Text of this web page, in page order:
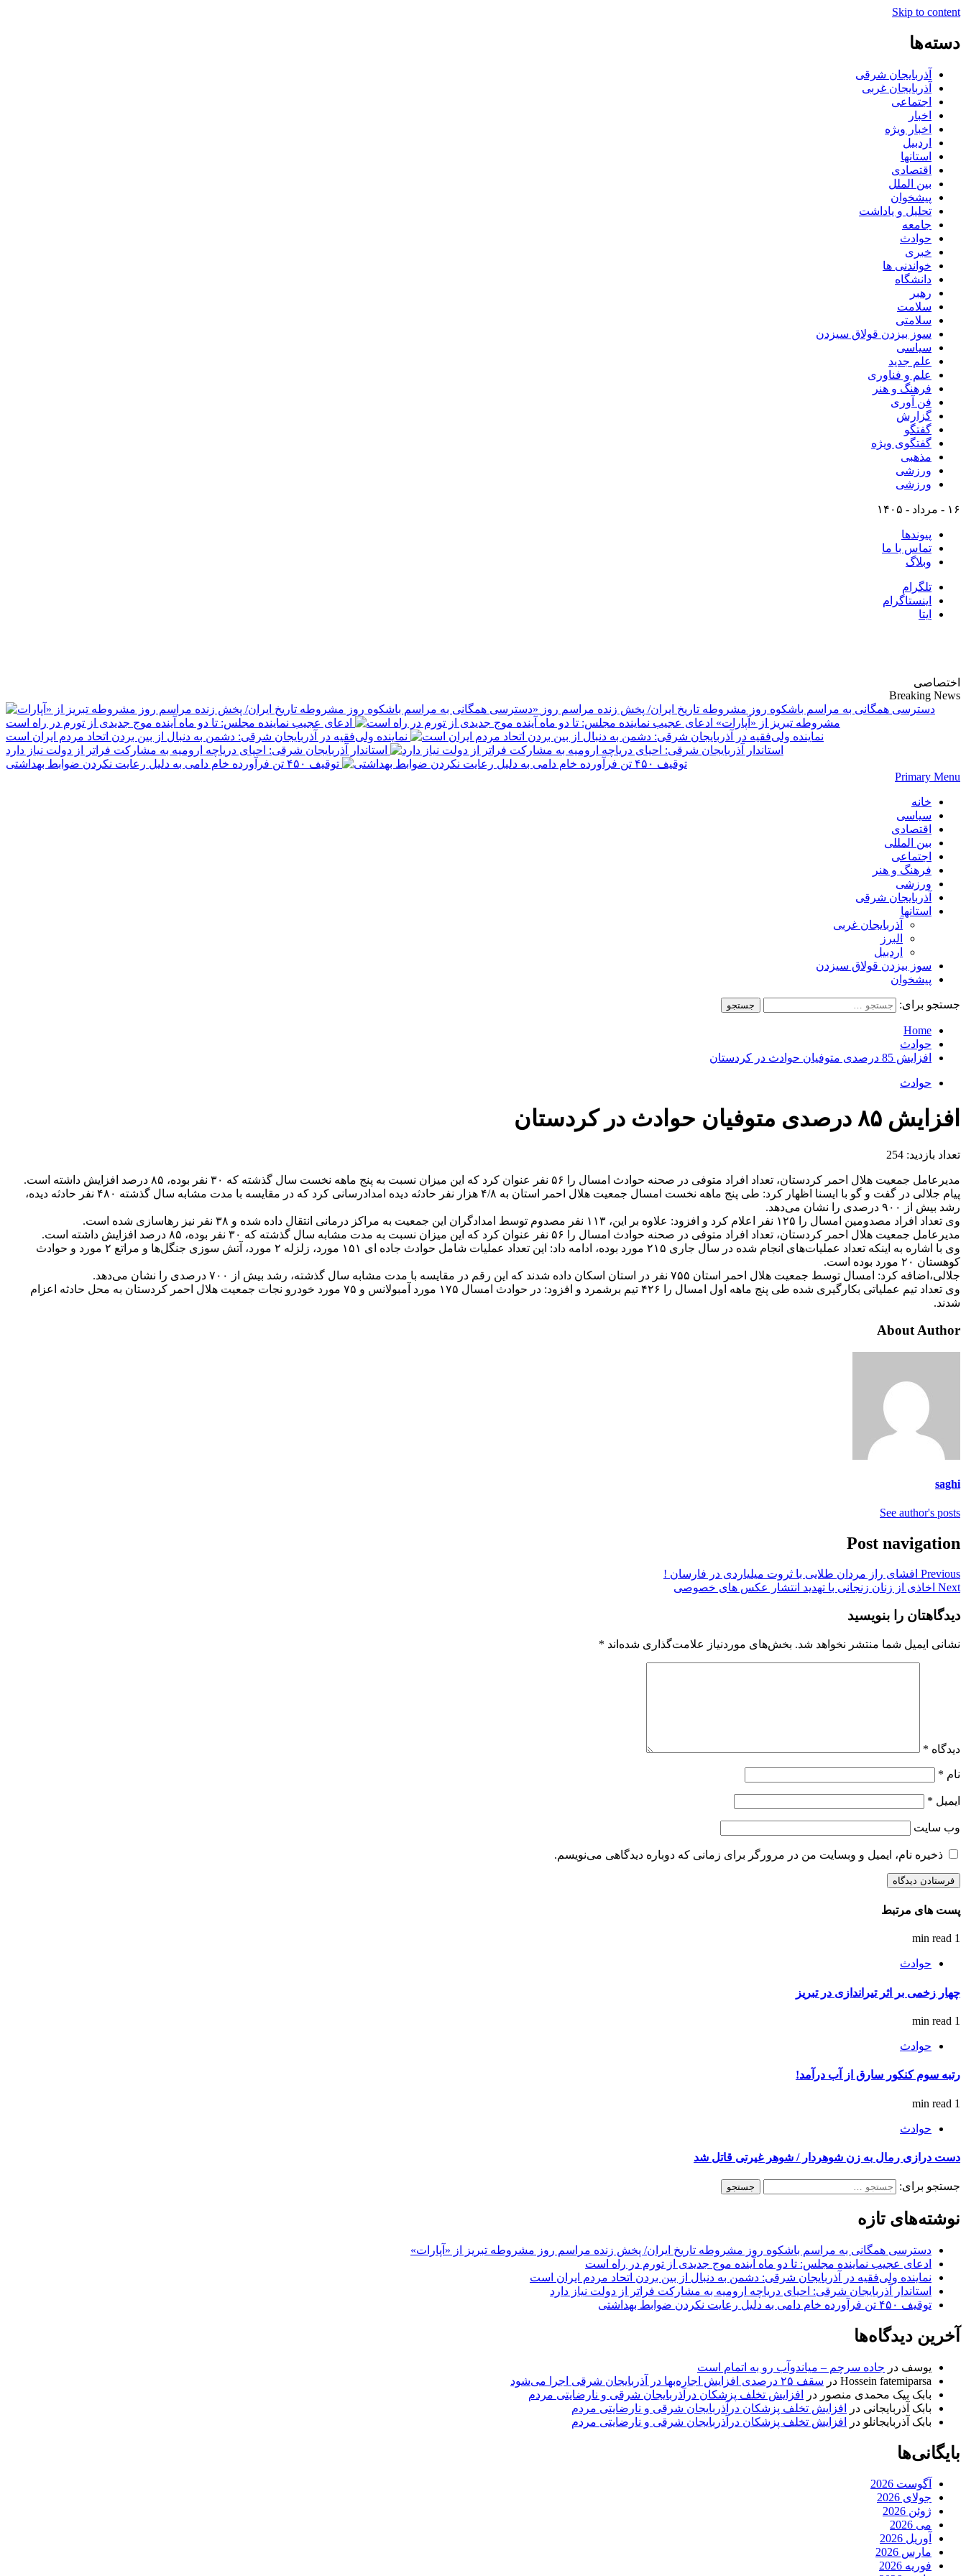
Skip to content
دسته‌ها
آذربایجان شرقی
آذربایجان غربی
اجتماعی
اخبار
اخبار ویژه
اردبیل
استانها
اقتصادی
بین الملل
پیشخوان
تحلیل و یاداشت
جامعه
حوادث
خبری
خواندنی ها
دانشگاه
رهبر
سلامت
سلامتی
سوز بیزدن قولاق سیزدن
سیاسی
علم جدید
علم و فناوری
فرهنگ و هنر
فن آوری
گزارش
گفتگو
گفتگوی ویژه
مذهبی
ورزشی
ورزشی
۱۶ - مرداد - ۱۴۰۵
پیوندها
تماس با ما
وبلاگ
تلگرام
اینستاگرام
ایتا
اختصاصی
Breaking News
دسترسی همگانی به مراسم باشکوه روز مشروطه تاریخ ایران/ پخش زنده مراسم روز
مشروطه تبریز از «آپارات»
ادعای عجیب نماینده مجلس: تا دو ماه آینده موج جدیدی از تورم در راه است
نماینده ولی‌فقیه در آذربایجان شرقی: دشمن به دنبال از بین بردن اتحاد مردم ایران است
استاندار آذربایجان شرقی: احیای دریاچه ارومیه به مشارکت فراتر از دولت نیاز دارد
توقیف ۴۵۰ تن فرآورده خام دامی به دلیل رعایت نکردن ضوابط بهداشتی
Primary Menu
خانه
سیاسی
اقتصادی
بین المللی
اجتماعی
فرهنگ و هنر
ورزشی
آذربایجان شرقی
استانها
آذربایجان غربی
البرز
اردبیل
سوز بیزدن قولاق سیزدن
پیشخوان
جستجو برای:
Home
حوادث
افزایش 85 درصدی متوفیان حوادث در کردستان
حوادث
افزایش ۸۵ درصدی متوفیان حوادث در کردستان
تعداد بازدید: 254
مدیرعامل جمعیت هلال احمر کردستان، تعداد افراد متوفی در صحنه حوادث امسال را ۵۶ نفر عنوان کرد که این میزان نسبت به پنج ماهه نخست سال گذشته که ۳۰ نفر بوده، ۸۵ درصد افزایش داشته است.
پیام جلالی در گفت و گو با ایسنا اظهار کرد: طی پنج ماهه نخست امسال جمعیت هلال احمر استان به ۴/۸ هزار نفر حادثه دیده امدادرسانی کرد که در مقایسه با مدت مشابه سال گذشته ۴۸۰ نفر حادثه دیده،
رشد بیش از ۹۰۰ درصدی را نشان می‌دهد.
وی تعداد افراد مصدومین امسال را ۱۲۵ نفر اعلام کرد و افزود: علاوه بر این، ۱۱۳ نفر مصدوم توسط امدادگران این جمعیت به مراکز درمانی انتقال داده شده و ۳۸ نفر نیز رهاسازی شده است.
مدیرعامل جمعیت هلال احمر کردستان، تعداد افراد متوفی در صحنه حوادث امسال را ۵۶ نفر عنوان کرد که این میزان نسبت به مدت مشابه سال گذشته که ۳۰ نفر بوده، ۸۵ درصد افزایش داشته است.
وی با اشاره به اینکه تعداد عملیات‌های انجام شده در سال جاری ۲۱۵ مورد بوده، ادامه داد: این تعداد عملیات شامل حوادث جاده ای ۱۵۱ مورد، زلزله ۲ مورد، آتش سوزی جنگل‌ها و مراتع ۲ مورد و حوادث
کوهستان ۲۰ مورد بوده است.
جلالی،اضافه کرد: امسال توسط جمعیت هلال احمر استان ۷۵۵ نفر در استان اسکان داده شدند که این رقم در مقایسه با مدت مشابه سال گذشته، رشد بیش از ۷۰۰ درصدی را نشان می‌دهد.
وی تعداد تیم عملیاتی بکارگیری شده طی پنج ماهه اول امسال را ۴۲۶ تیم برشمرد و افزود: در حوادث امسال ۱۷۵ مورد آمبولانس و ۷۵ مورد خودرو نجات جمعیت هلال احمر کردستان به محل حادثه اعزام
شدند.
About Author
saghi
See author's posts
Post navigation
Previous افشای راز مردان طلایی با ثروت میلیاردی در فارسان !
Next اخاذی از زنان زنجانی با تهدید انتشار عکس های خصوصی
دیدگاهتان را بنویسید
نشانی ایمیل شما منتشر نخواهد شد. بخش‌های موردنیاز علامت‌گذاری شده‌اند *
دیدگاه *
نام *
ایمیل *
وب‌ سایت
ذخیره نام، ایمیل و وبسایت من در مرورگر برای زمانی که دوباره دیدگاهی می‌نویسم.
پست های مرتبط
1 min read
حوادث
چهار زخمی بر اثر تیراندازی در تبریز
1 min read
حوادث
رتبه سوم کنکور سارق از آب درآمد!
1 min read
حوادث
دست درازی رمال به زن شوهردار / شوهر غیرتی قاتل شد
جستجو برای:
نوشته‌های تازه
دسترسی همگانی به مراسم باشکوه روز مشروطه تاریخ ایران/ پخش زنده مراسم روز مشروطه تبریز از «آپارات»
ادعای عجیب نماینده مجلس: تا دو ماه آینده موج جدیدی از تورم در راه است
نماینده ولی‌فقیه در آذربایجان شرقی: دشمن به دنبال از بین بردن اتحاد مردم ایران است
استاندار آذربایجان شرقی: احیای دریاچه ارومیه به مشارکت فراتر از دولت نیاز دارد
توقیف ۴۵۰ تن فرآورده خام دامی به دلیل رعایت نکردن ضوابط بهداشتی
آخرین دیدگاه‌ها
یوسف در جاده سرچم – میاندوآب رو به اتمام است
Hossein fatemiparsa در سقف ۲۵ درصدی افزایش اجاره‌بها در آذربایجان شرقی اجرا می‌شود
بابک بیک محمدی منصور در
افزایش تخلف پزشکان درآذربایجان شرقی و نارضایتی مردم
بابک آذربایجانی در
افزایش تخلف پزشکان درآذربایجان شرقی و نارضایتی مردم
بابک آذربایجانلو در افزایش تخلف پزشکان درآذربایجان شرقی و نارضایتی مردم
بایگانی‌ها
آگوست 2026
جولای 2026
ژوئن 2026
می 2026
آوریل 2026
مارس 2026
فوریه 2026